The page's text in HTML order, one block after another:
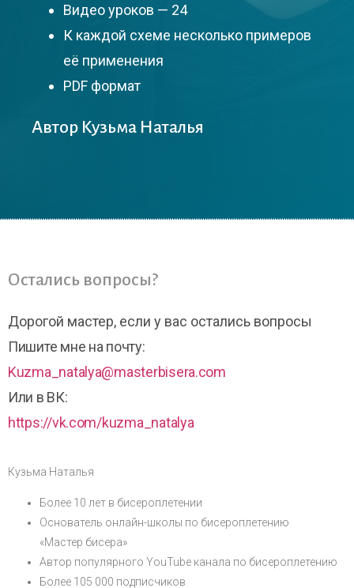
Видео уроков — 24
К каждой схеме несколько примеров
её применения
PDF формат
Автор Кузьма Наталья
Остались вопросы?
Дорогой мастер, если у вас остались вопросы
Пишите мне на почту:
Kuzma_natalya@masterbisera.com
Или в ВК:
https://vk.com/kuzma_natalya
Кузьма Наталья
Более 10 лет в бисероплетении
Основатель онлайн-школы по бисероплетению
«Мастер бисера»
Автор популярного YouTube канала по бисероплетению
Более 105 000 подписчиков